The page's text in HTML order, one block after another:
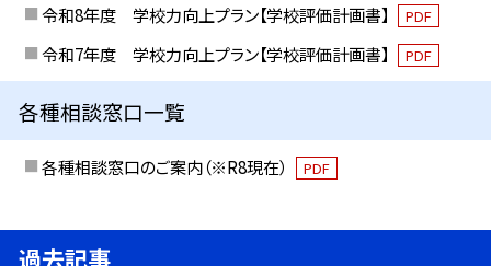
令和8年度 学校力向上プラン【学校評価計画書】 PDF
令和7年度 学校力向上プラン【学校評価計画書】 PDF
各種相談窓口一覧
各種相談窓口のご案内（※R8現在） PDF
過去記事